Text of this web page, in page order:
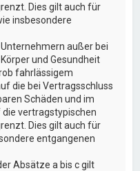
Dies gilt auch für
insbesondere
außer bei
und Gesundheit
fahrlässigem
die bei Vertragsschluss
Schäden und im
die vertragstypischen
Dies gilt auch für
entgangenen
Absätze a bis c gilt